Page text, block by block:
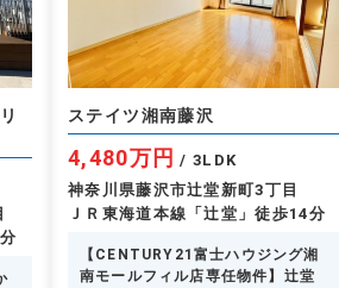
ステイツ湘南藤沢
4,480万円 / 3LDK
神奈川県藤沢市辻堂新町3丁目
ＪＲ東海道本線「辻堂」徒歩14分
【CENTURY21富士ハウジング湘
南モールフィル店専任物件】辻堂